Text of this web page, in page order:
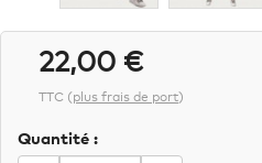
22,00 €
TTC (plus frais de port)
Quantité :